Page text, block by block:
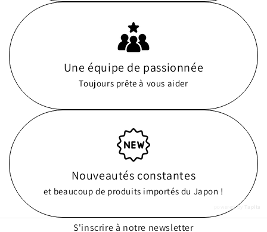
Une équipe de passionnée
Toujours prête à vous aider
Nouveautés constantes
et beaucoup de produits importés du Japon !
powered by
S'inscrire à notre newsletter